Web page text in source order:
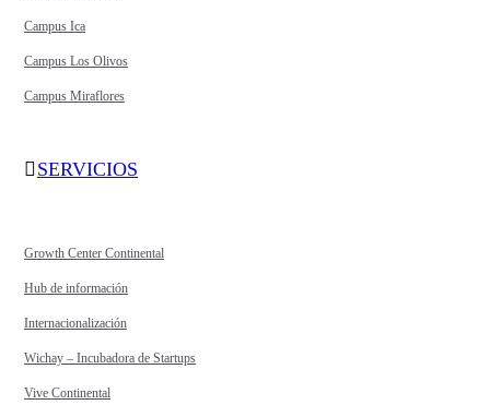
Campus Ica
Campus Los Olivos
Campus Miraflores
SERVICIOS
Growth Center Continental
Hub de información
Internacionalización
Wichay – Incubadora de Startups
Vive Continental